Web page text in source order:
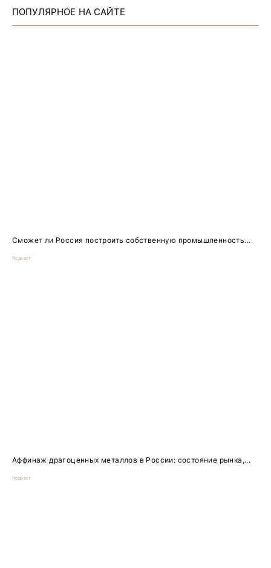
ПОПУЛЯРНОЕ НА САЙТЕ
Сможет ли Россия построить собственную промышленность...
Подкаст
Аффинаж драгоценных металлов в России: состояние рынка,...
Подкаст